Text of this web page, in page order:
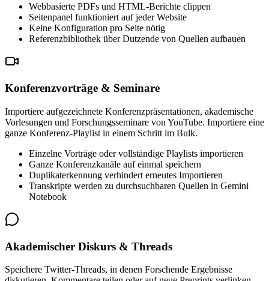
Webbasierte PDFs und HTML-Berichte clippen
Seitenpanel funktioniert auf jeder Website
Keine Konfiguration pro Seite nötig
Referenzbibliothek über Dutzende von Quellen aufbauen
Konferenzvorträge & Seminare
Importiere aufgezeichnete Konferenzpräsentationen, akademische
Vorlesungen und Forschungsseminare von YouTube. Importiere eine
ganze Konferenz-Playlist in einem Schritt im Bulk.
Einzelne Vorträge oder vollständige Playlists importieren
Ganze Konferenzkanäle auf einmal speichern
Duplikaterkennung verhindert erneutes Importieren
Transkripte werden zu durchsuchbaren Quellen in Gemini
Notebook
Akademischer Diskurs & Threads
Speichere Twitter-Threads, in denen Forschende Ergebnisse